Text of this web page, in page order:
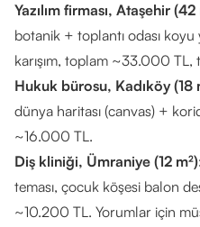
Yazılım firması, Ataşehir (42
botanik + toplantı odası koyu
karışım, toplam ~33.000 TL,
Hukuk bürosu, Kadıköy (18
dünya haritası (canvas) +
~16.000 TL.
Diş kliniği, Ümraniye (12
teması, çocuk köşesi balon
~10.200 TL. Yorumlar için